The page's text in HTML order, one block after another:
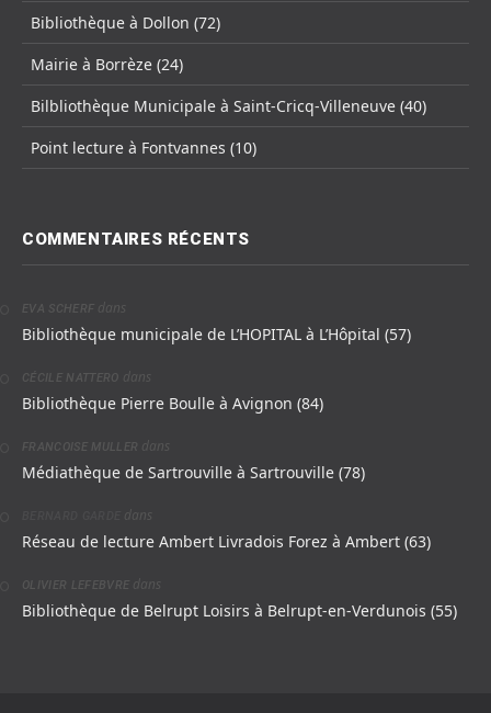
Bibliothèque à Dollon (72)
Mairie à Borrèze (24)
Bilbliothèque Municipale à Saint-Cricq-Villeneuve (40)
Point lecture à Fontvannes (10)
COMMENTAIRES RÉCENTS
EVA SCHERF dans
Bibliothèque municipale de L’HOPITAL à L’Hôpital (57)
CÉCILE NATTERO dans
Bibliothèque Pierre Boulle à Avignon (84)
FRANCOISE MULLER dans
Médiathèque de Sartrouville à Sartrouville (78)
dans
Réseau de lecture Ambert Livradois Forez à Ambert (63)
OLIVIER LEFEBVRE dans
Bibliothèque de Belrupt Loisirs à Belrupt-en-Verdunois (55)